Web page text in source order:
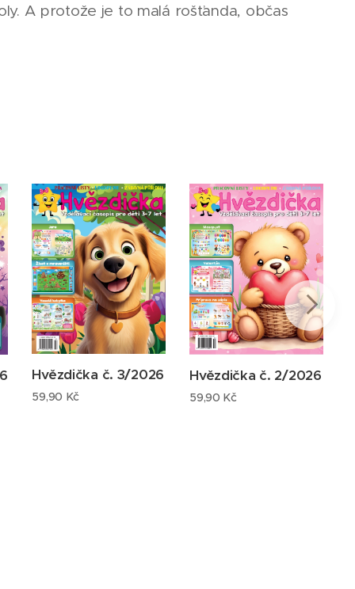
A protože je to malá rošťanda, občas
Hvězdička č. 3/2026
59,90 Kč
Hvězdička č. 2/2026
59,90 Kč